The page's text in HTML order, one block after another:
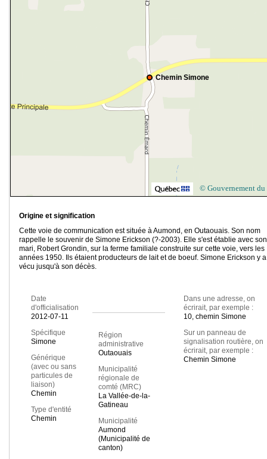
Chemin Simone
© Gouvernement du
Origine et signification
Cette voie de communication est située à Aumond, en Outaouais. Son nom
rappelle le souvenir de Simone Erickson (?-2003). Elle s'est établie avec son
mari, Robert Grondin, sur la ferme familiale construite sur cette voie, vers les
années 1950. Ils étaient producteurs de lait et de boeuf. Simone Erickson y a
vécu jusqu'à son décès.
Date
d'officialisation
2012-07-11
Spécifique
Simone
Générique
(avec ou sans
particules de
liaison)
Chemin
Type d'entité
Chemin
Région
administrative
Outaouais
Municipalité
régionale de
comté (MRC)
La Vallée-de-la-
Gatineau
Municipalité
Aumond
(Municipalité de
canton)
Dans une adresse, on
écrirait, par exemple :
10, chemin Simone
Sur un panneau de
signalisation routière, on
écrirait, par exemple :
Chemin Simone